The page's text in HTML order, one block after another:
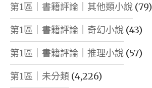
第1區｜書籍評論｜其他類小說 (79)
第1區｜書籍評論｜奇幻小說 (43)
第1區｜書籍評論｜推理小說 (57)
第1區｜未分類 (4,226)